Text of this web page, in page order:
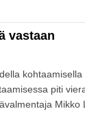
vastaan
piti